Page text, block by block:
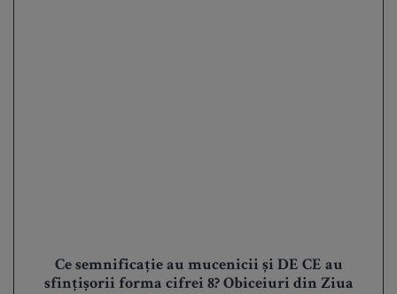
Ce semnificație au mucenicii și DE CE au
sfințișorii forma cifrei 8? Obiceiuri din Ziua